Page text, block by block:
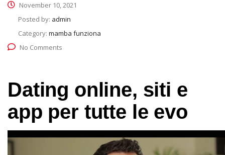
November 10, 2021
Posted by: admin
Category: mamba funziona
No Comments
Dating online, siti e
app per tutte le evo